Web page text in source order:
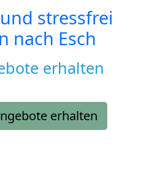
stressfrei
nach Esch
erhalten
erhalten